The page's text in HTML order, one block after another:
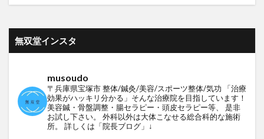
無双堂インスタ
musoudo
〒兵庫県宝塚市整体/鍼灸/美容/スポーツ整体/気功 「治療
効果がハッキリ分かる」そんな治療院を目指しています！
美容鍼・骨盤調整・腸セラピー・頭皮セラピー等、
是非
お試し下さい。
外科以外は大体こなせる総合科的な施術
所。
詳しくは「院長ブログ」↓